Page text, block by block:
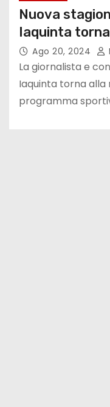
Nuova
Iaquinta
Ago 20, 2024
La giornalista e
Iaquinta torna alla
programma